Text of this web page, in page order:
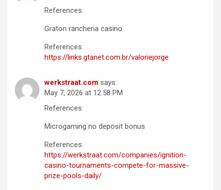
References:
Graton rancheria casino
References:
https://links.gtanet.com.br/valoriejorge
werkstraat.com says:
May 7, 2026 at 12:58 PM
References:
Microgaming no deposit bonus
References:
https://werkstraat.com/companies/ignition-
casino-tournaments-compete-for-massive-
prize-pools-daily/